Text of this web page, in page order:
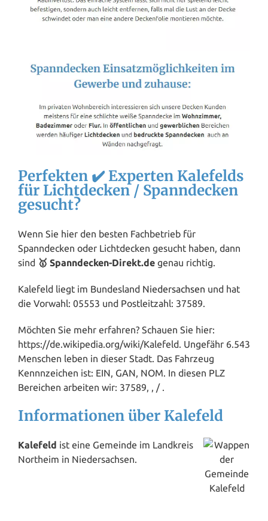
Perfekten ✔️ Experten Kalefelds
für Lichtdecken / Spanndecken
gesucht?
Wenn Sie hier den besten Fachbetrieb für
Spanndecken oder Lichtdecken gesucht haben, dann
sind 🥇 Spanndecken-Direkt.de genau richtig.
Kalefeld liegt im Bundesland Niedersachsen und hat
die Vorwahl: 05553 und Postleitzahl: 37589.
Möchten Sie mehr erfahren? Schauen Sie hier:
https://de.wikipedia.org/wiki/Kalefeld. Ungefähr 6.543
Menschen leben in dieser Stadt. Das Fahrzeug
Kennnzeichen ist: EIN, GAN, NOM. In diesen PLZ
Bereichen arbeiten wir: 37589, , / .
Informationen über Kalefeld
Kalefeld ist eine Gemeinde im Landkreis
Northeim in Niedersachsen.